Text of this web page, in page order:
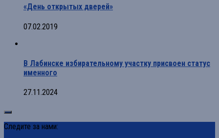
«День открытых дверей»
07.02.2019
В Лабинске избирательному участку присвоен статус
именного
27.11.2024
Следите за нами: